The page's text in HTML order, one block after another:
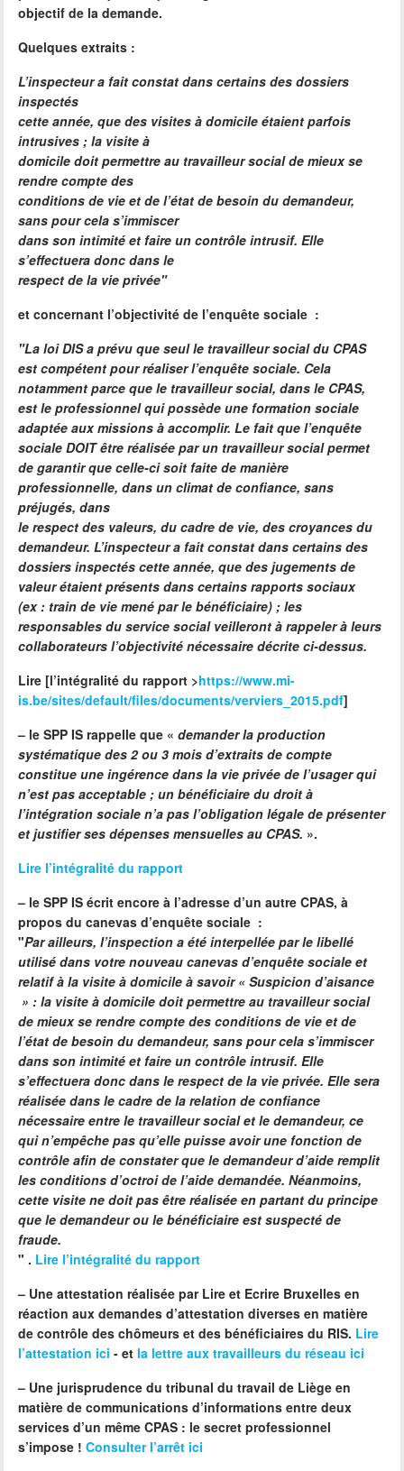
objectif de la demande.
Quelques extraits :
L’inspecteur a fait constat dans certains des dossiers
inspectés
cette année, que des visites à domicile étaient parfois
intrusives ; la visite à
domicile doit permettre au travailleur social de mieux se
rendre compte des
conditions de vie et de l’état de besoin du demandeur,
sans pour cela s’immiscer
dans son intimité et faire un contrôle intrusif. Elle
s’effectuera donc dans le
respect de la vie privée"
et concernant l’objectivité de l’enquête sociale :
"La loi DIS a prévu que seul le travailleur social du CPAS
est compétent pour réaliser l’enquête sociale. Cela
notamment parce que le travailleur social, dans le CPAS,
est le professionnel qui possède une formation sociale
adaptée aux missions à accomplir. Le fait que l’enquête
sociale DOIT être réalisée par un travailleur social permet
de garantir que celle-ci soit faite de manière
professionnelle, dans un climat de confiance, sans
préjugés, dans
le respect des valeurs, du cadre de vie, des croyances du
demandeur. L’inspecteur a fait constat dans certains des
dossiers inspectés cette année, que des jugements de
valeur étaient présents dans certains rapports sociaux
(ex : train de vie mené par le bénéficiaire) ; les
responsables du service social veilleront à rappeler à leurs
collaborateurs l’objectivité nécessaire décrite ci-dessus.
Lire [l’intégralité du rapport >https://www.mi-
is.be/sites/default/files/documents/verviers_2015.pdf]
– le SPP IS rappelle que «demander la production
systématique des 2 ou 3 mois d’extraits de compte
constitue une ingérence dans la vie privée de l’usager qui
n’est pas acceptable ; un bénéficiaire du droit à
l’intégration sociale n’a pas l’obligation légale de présenter
et justifier ses dépenses mensuelles au CPAS. ».
Lire l’intégralité du rapport
– le SPP IS écrit encore à l’adresse d’un autre CPAS, à
propos ducanevas d’enquête sociale :
"Par ailleurs, l’inspection a été interpellée par le libellé
utilisé dans votre nouveau canevas d’enquête sociale et
relatif à la visite à domicile à savoir «Suspicion d’aisance
» : la visite à domicile doit permettre au travailleur social
de mieux se rendre compte des conditions de vie et de
l’état de besoin du demandeur, sans pour cela s’immiscer
dans son intimité et faire un contrôle intrusif. Elle
s’effectuera donc dans le respect de la vie privée. Elle sera
réalisée dans le cadre de la relation de confiance
nécessaire entre le travailleur social et le demandeur, ce
qui n’empêche pas qu’elle puisse avoir une fonction de
contrôle afin de constater que le demandeur d’aide remplit
les conditions d’octroi de l’aide demandée. Néanmoins,
cette visite ne doit pas être réalisée en partant du principe
que le demandeur ou le bénéficiaire est suspecté de
fraude.
" . Lire l’intégralité du rapport
– Une attestation réalisée par Lire et Ecrire Bruxelles en
réaction aux demandes d’attestation diverses en matière
de contrôle des chômeurs et des bénéficiaires du RIS. Lire
l’attestation ici - et la lettre aux travailleurs du réseau ici
– Une jurisprudence du tribunal du travail de Liège en
matière de communications d’informations entre deux
services d’un même CPAS : le secret professionnel
s’impose !Consulter l’arrêt ici